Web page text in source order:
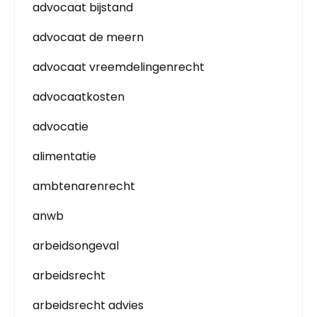
advocaat bijstand
advocaat de meern
advocaat vreemdelingenrecht
advocaatkosten
advocatie
alimentatie
ambtenarenrecht
anwb
arbeidsongeval
arbeidsrecht
arbeidsrecht advies